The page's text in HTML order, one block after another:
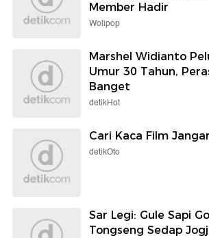
Member Hadir
Wolipop
Marshel Widianto
Umur 30 Tahun,
Banget
detikHot
Cari Kaca Film
detikOto
Sar Legi: Gule Sapi
Tongseng Sedap